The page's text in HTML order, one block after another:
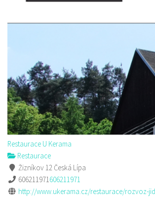
Restaurace U Kerama
Restaurace
Žizníkov 12 Česká Lípa
606211971606211971
http://www.ukerama.cz/restaurace/rozvoz-